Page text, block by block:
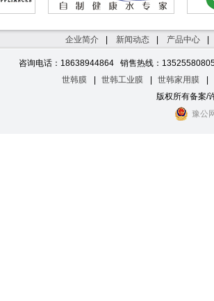
世韩水网 大河水网 世韩纯水机
水处理
世韩CSM反渗透膜世韩净水机
净水机招
湖南水处理 陕西水处理设备 濮阳纯水机
安阳纯
企业简介 新闻动态 产品中心
咨询电话：18638944864 销售热线：
世韩膜
世韩工业膜 世韩家用膜
版权所有备案/
豫公